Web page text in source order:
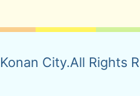
City.All Rights